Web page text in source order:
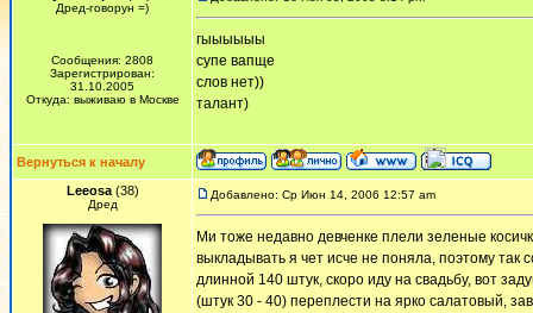
Дред-говорун =)
Сообщения: 2808
Зарегистрирован:
31.10.2005
Откуда: выживаю в Москве
гыыыыыы
супе вапще
слов нет))
талант)
Вернуться к началу
Leeosa(38)
Дред
Добавлено: Ср Июн 14, 2006 12:57 am
Ми тоже недавно девченке плели зеленые
выкладывать я чет исче не поняла, поэтому так
длинной 140 штук, скоро иду на свадьбу, вот
(штук 30 - 40) переплести на ярко салатовый,